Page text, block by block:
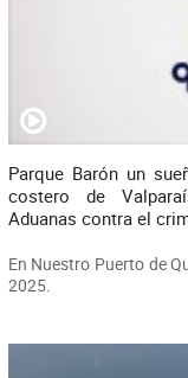
Parque Barón un
costero de
Aduanas contra el
En Nuestro Puerto de
2025.